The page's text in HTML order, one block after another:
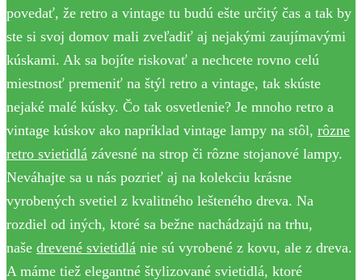
povedať, že retro a vintage tu budú ešte určitý čas a tak by
ste si svoj domov mali zveľadiť aj nejakými zaujímavými
kúskami. Ak sa bojíte riskovať a nechcete rovno celú
miestnosť premeniť na štýl retro a vintage, tak skúste
nejaké malé kúsky. Čo tak osvetlenie? Je mnoho retro a
vintage kúskov ako napríklad vintage lampy na stôl, rôzne
retro svietidlá závesné na strop či rôzne stojanové lampy.
Neváhajte sa u nás pozrieť aj na kolekciu krásne
vyrobených svetiel z kvalitného lešteného dreva. Na
rozdiel od iných, ktoré sa bežne nachádzajú na trhu,
naše drevené svietidlá nie sú vyrobené z kovu, ale z dreva.
A máme tiež elegantné štylizované svietidlá, ktoré